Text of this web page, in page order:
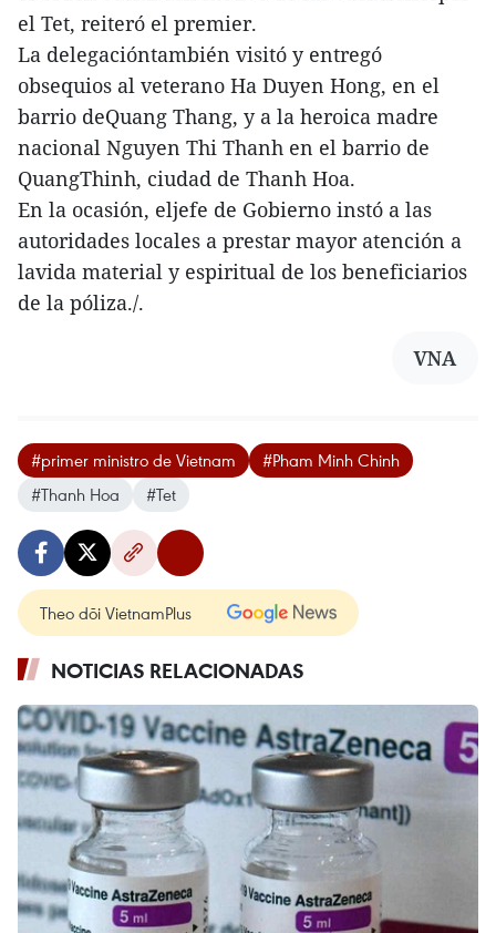
el Tet, reiteró el premier.
La delegacióntambién visitó y entregó
obsequios al veterano Ha Duyen Hong, en el
barrio deQuang Thang, y a la heroica madre
nacional Nguyen Thi Thanh en el barrio de
QuangThinh, ciudad de Thanh Hoa.
En la ocasión, eljefe de Gobierno instó a las
autoridades locales a prestar mayor atención a
lavida material y espiritual de los beneficiarios
de la póliza./.
VNA
#primer ministro de Vietnam
#Pham Minh Chinh
#Thanh Hoa
#Tet
Theo dõi VietnamPlus
NOTICIAS RELACIONADAS